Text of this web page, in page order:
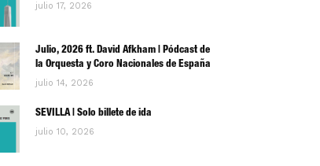
julio 17, 2026
Julio, 2026 ft. David Afkham | Pódcast de
la Orquesta y Coro Nacionales de España
julio 14, 2026
SEVILLA | Solo billete de ida
julio 10, 2026